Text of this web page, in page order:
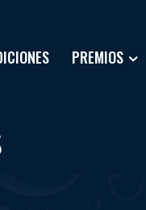
PREMIOS